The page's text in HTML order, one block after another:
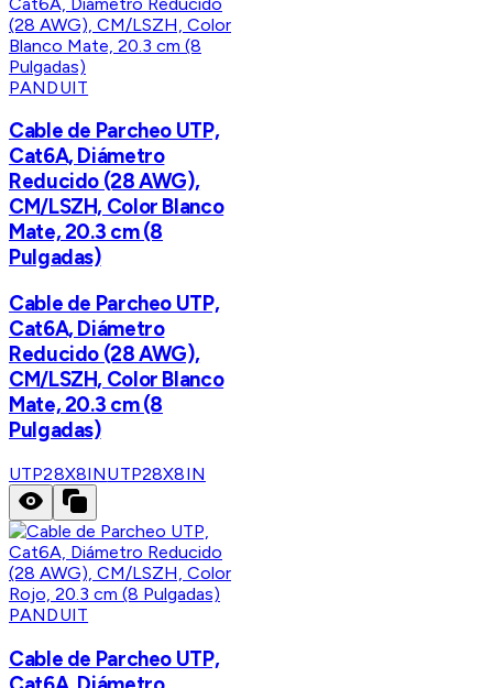
PANDUIT
Cable de Parcheo UTP,
Cat6A, Diámetro
Reducido (28 AWG),
CM/LSZH, Color Blanco
Mate, 20.3 cm (8
Pulgadas)
Cable de Parcheo UTP,
Cat6A, Diámetro
Reducido (28 AWG),
CM/LSZH, Color Blanco
Mate, 20.3 cm (8
Pulgadas)
UTP28X8INUTP28X8IN
PANDUIT
Cable de Parcheo UTP,